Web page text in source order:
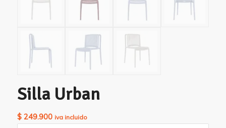
Silla Urban
$249.900 iva incluido